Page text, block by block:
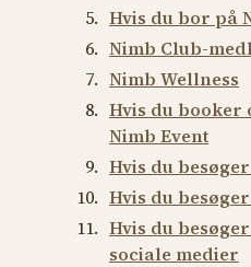
Hvis du bor på
Nimb Club-
Nimb Wellness
Hvis du booker
Nimb Event
Hvis du
Hvis du
Hvis du
sociale medier